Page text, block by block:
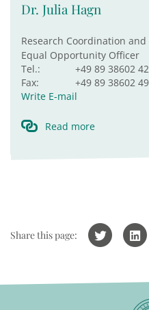
Dr. Julia Hagn
Research Coordination
Equal Opportunity Officer
Tel.:
+49 89 38602
Fax:
+49 89 38602
Write E-mail
Read more
Share this page: